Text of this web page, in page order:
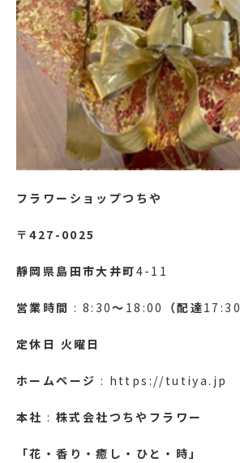
フラワーショップつちや
〒427-0025
靜岡県島田市大井町4-11
営業時間 : 8:30～ 18:00 （配達17:30
定休日 火曜日
ホームページ : https://tutiya.jp
本社 :株式会社つちやフラワー
「花・香り・癒し・ひと・時」